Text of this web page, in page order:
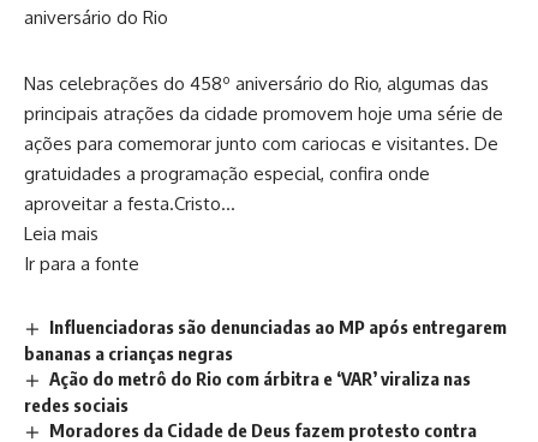
Nas celebrações do 458º aniversário do Rio, algumas das
principais atrações da cidade promovem hoje uma série de
ações para comemorar junto com cariocas e visitantes. De
gratuidades a programação especial, confira onde
aproveitar a festa.Cristo…
Leia mais
Ir para a fonte
Influenciadoras são denunciadas ao MP após entregarem
bananas a crianças negras
Ação do metrô do Rio com árbitra e ‘VAR’ viraliza nas
redes sociais
Moradores da Cidade de Deus fazem protesto contra